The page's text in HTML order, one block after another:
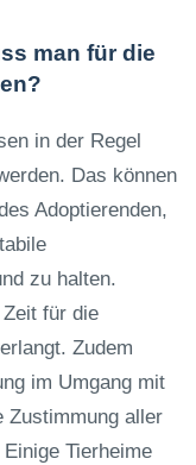
man für die
in der Regel
Das können
Adoptierenden,
zu halten.
für die
Zudem
im Umgang mit
Zustimmung aller
Tierheime